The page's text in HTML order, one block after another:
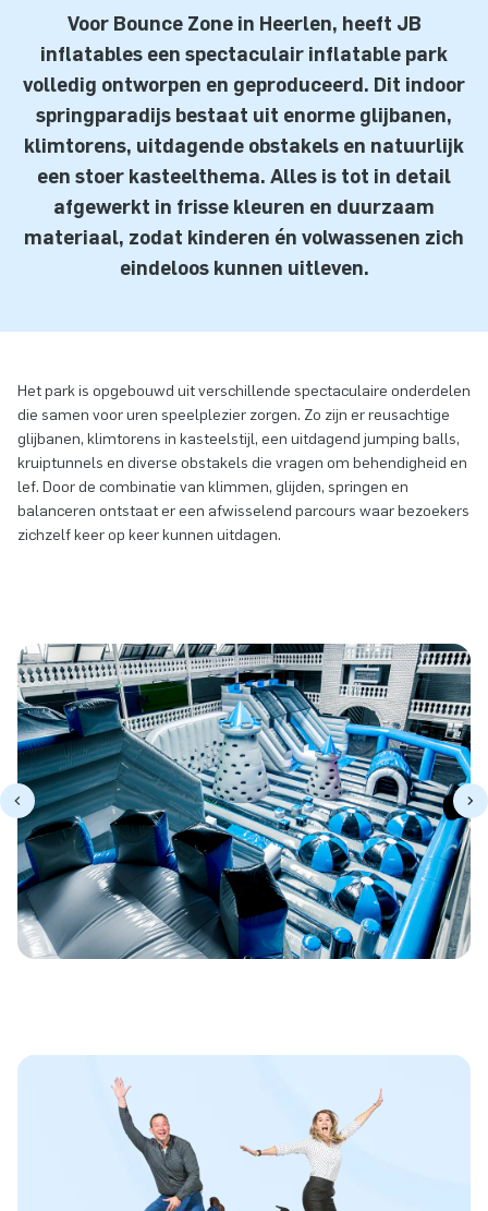
Voor Bounce Zone in Heerlen, heeft JB
inflatables een spectaculair inflatable park
volledig ontworpen en geproduceerd. Dit indoor
springparadijs bestaat uit enorme glijbanen,
klimtorens, uitdagende obstakels en natuurlijk
een stoer kasteelthema. Alles is tot in detail
afgewerkt in frisse kleuren en duurzaam
materiaal, zodat kinderen én volwassenen zich
eindeloos kunnen uitleven.
Het park is opgebouwd uit verschillende spectaculaire onderdelen
die samen voor uren speelplezier zorgen. Zo zijn er reusachtige
glijbanen, klimtorens in kasteelstijl, een uitdagend jumping balls,
kruiptunnels en diverse obstakels die vragen om behendigheid en
lef. Door de combinatie van klimmen, glijden, springen en
balanceren ontstaat er een afwisselend parcours waar bezoekers
zichzelf keer op keer kunnen uitdagen.